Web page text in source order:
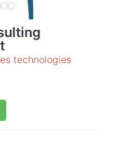
technologies